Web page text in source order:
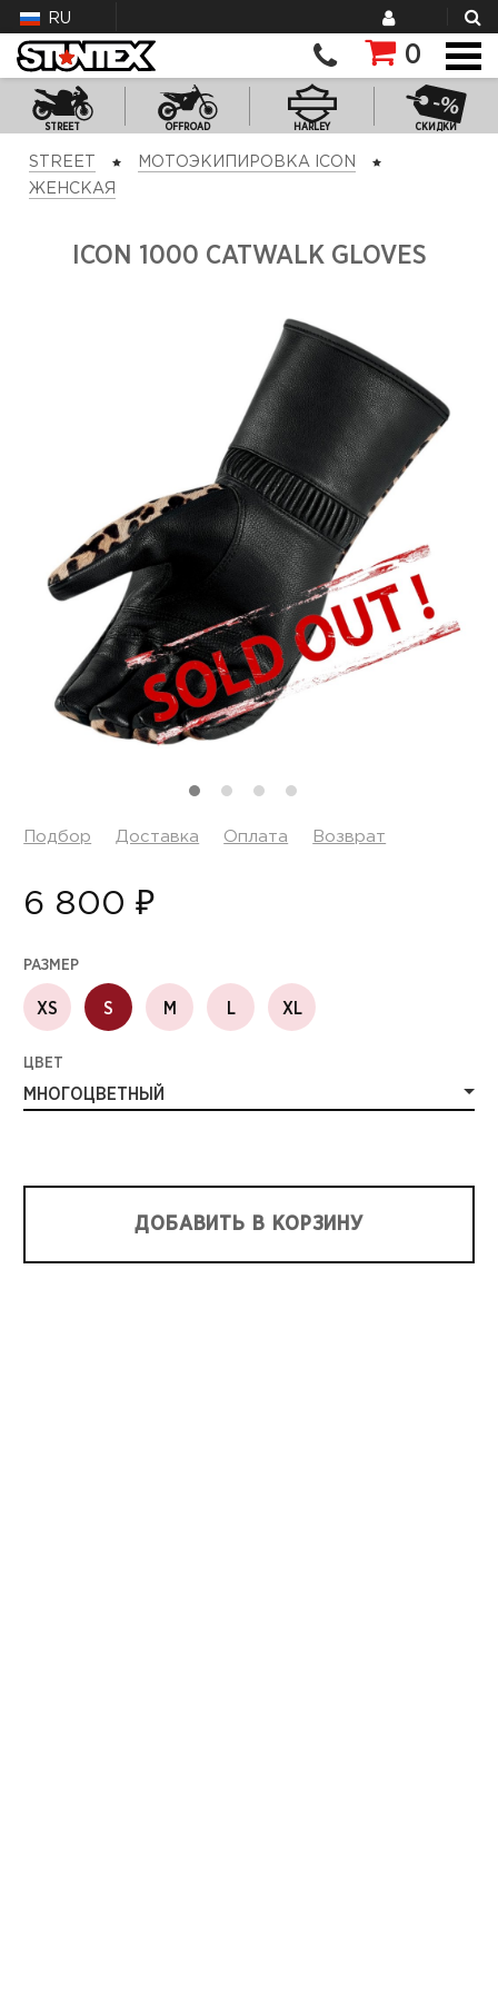
RU
0
STREET OFFROAD HARLEY СКИДКИ
STREET
МОТОЭКИПИРОВКА ICON
ЖЕНСКАЯ
ICON 1000 CATWALK GLOVES
Подбор Доставка Оплата Возврат
6 800 ₽
РАЗМЕР
XS S M L XL
ЦВЕТ
МНОГОЦВЕТНЫЙ
ДОБАВИТЬ В КОРЗИНУ